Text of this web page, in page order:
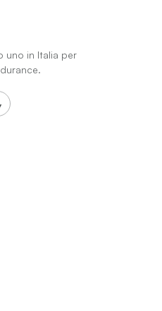
uno in Italia per